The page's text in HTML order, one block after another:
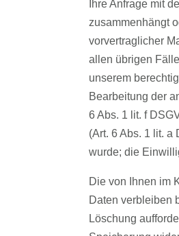
Ihre Anfrage mit
zusammenhängt
vorvertraglicher
allen übrigen
unserem
Bearbeitung der
6 Abs. 1 lit. f
(Art. 6 Abs. 1 lit. a
wurde; die
Die von Ihnen im
Daten verbleiben
Löschung